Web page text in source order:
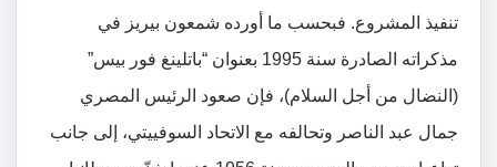
تنفيذ المشروع. فبحسب ما أورده شمعون بيريز في
مذكراته الصادرة سنة 1995 بعنوان “باتلينغ فور بيس”
(النضال من أجل السلام)، فإن صعود الرئيس المصري
جمال عبد الناصر وتحالفه مع الاتحاد السوفييتي، إلى جانب